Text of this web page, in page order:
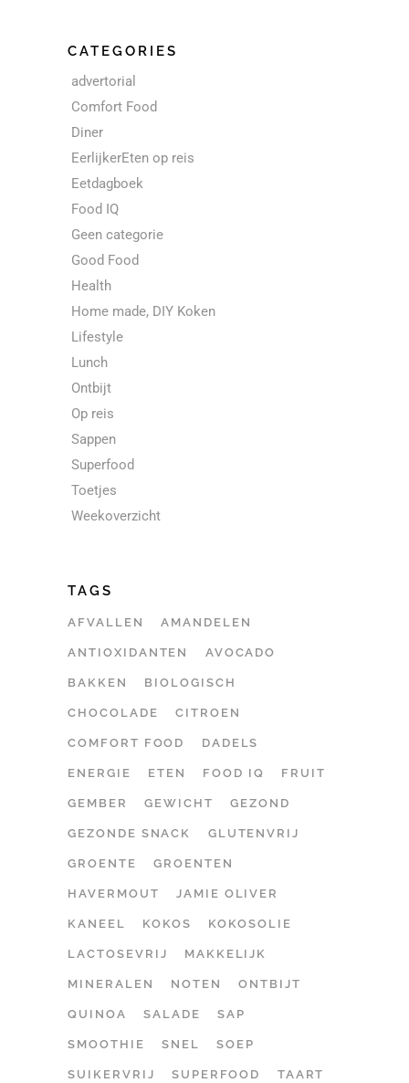
CATEGORIES
advertorial
Comfort Food
Diner
EerlijkerEten op reis
Eetdagboek
Food IQ
Geen categorie
Good Food
Health
Home made, DIY Koken
Lifestyle
Lunch
Ontbijt
Op reis
Sappen
Superfood
Toetjes
Weekoverzicht
TAGS
AFVALLEN AMANDELEN
ANTIOXIDANTEN AVOCADO
BAKKEN BIOLOGISCH
CHOCOLADE CITROEN
COMFORT FOOD DADELS
ENERGIE ETEN FOOD IQ FRUIT
GEMBER GEWICHT GEZOND
GEZONDE SNACK GLUTENVRIJ
GROENTE GROENTEN
HAVERMOUT JAMIE OLIVER
KANEEL KOKOS KOKOSOLIE
LACTOSEVRIJ MAKKELIJK
MINERALEN NOTEN ONTBIJT
QUINOA SALADE SAP
SMOOTHIE SNEL SOEP
SUIKERVRIJ SUPERFOOD TAART